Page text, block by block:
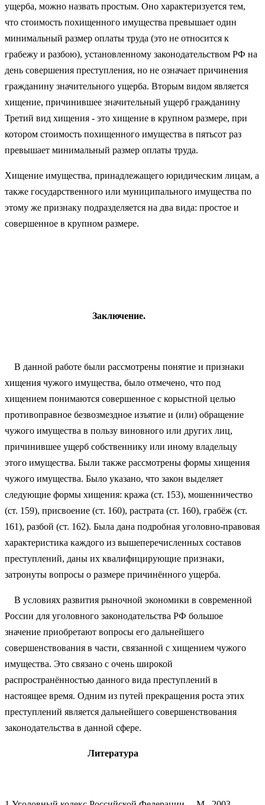
ущерба, можно назвать простым. Оно характеризуется тем,
что стоимость похищенного имущества превышает один
минимальный размер оплаты труда (это не относится к
грабежу и разбою), установленному законодательством РФ на
день совершения преступления, но не означает причинения
гражданину значительного ущерба. Вторым видом является
хищение, причинившее значительный ущерб гражданину
Третий вид хищения - это хищение в крупном размере, при
котором стоимость похищенного имущества в пятьсот раз
превышает минимальный размер оплаты труда.
Хищение имущества, принадлежащего юридическим лицам, а
также государственного или муниципального имущества по
этому же признаку подразделяется на два вида: простое и
совершенное в крупном размере.
Заключение.
В данной работе были рассмотрены понятие и признаки
хищения чужого имущества, было отмечено, что под
хищением понимаются совершенное с корыстной целью
противоправное безвозмездное изъятие и (или) обращение
чужого имущества в пользу виновного или других лиц,
причинившее ущерб собственнику или иному владельцу
этого имущества. Были также рассмотрены формы хищения
чужого имущества. Было указано, что закон выделяет
следующие формы хищения: кража (ст. 153), мошенничество
(ст. 159), присвоение (ст. 160), растрата (ст. 160), грабёж (ст.
161), разбой (ст. 162). Была дана подробная уголовно-правовая
характеристика каждого из вышеперечисленных составов
преступлений, даны их квалифицирующие признаки,
затронуты вопросы о размере причинённого ущерба.
В условиях развития рыночной экономики в современной
России для уголовного законодательства РФ большое
значение приобретают вопросы его дальнейшего
совершенствования в части, связанной с хищением чужого
имущества. Это связано с очень широкой
распространённостью данного вида преступлений в
настоящее время. Одним из путей прекращения роста этих
преступлений является дальнейшего совершенствования
законодательства в данной сфере.
Литература